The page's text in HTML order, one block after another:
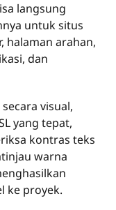
langsung
untuk situs
halaman arahan,
dan
visual,
yang tepat,
kontras teks
warna
ke proyek.